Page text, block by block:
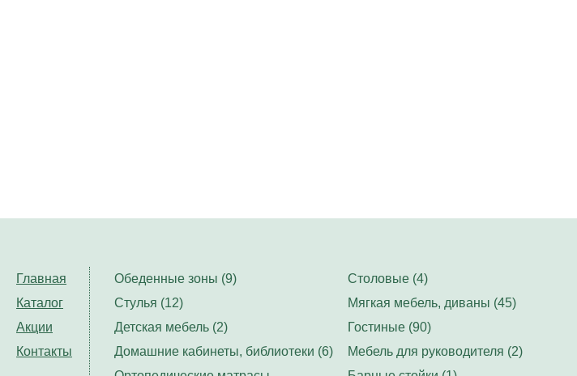
Главная
Каталог
Акции
Контакты
Обеденные зоны (9) Столовые (4)
Стулья (12)
Мягкая мебель, диваны (45)
Детская мебель (2)
Гостиные (90)
Домашние кабинеты, библиотеки (6)
Мебель для руководителя (2)